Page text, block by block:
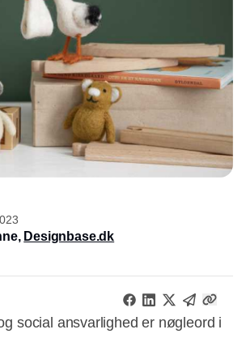
Designbase.dk
social ansvarlighed er nøgleord i